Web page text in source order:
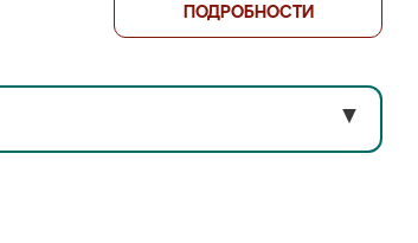
ПОДРОБНОСТИ
▼